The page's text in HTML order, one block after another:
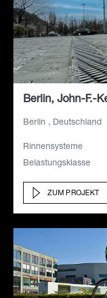
Berlin, John-F.-
Berlin , Deutschland
Rinnensysteme
Belastungsklasse
ZUM PROJEKT